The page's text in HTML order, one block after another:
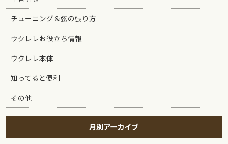
チューニング＆弦の張り方
ウクレレお役立ち情報
ウクレレ本体
知ってると便利
その他
月別アーカイブ